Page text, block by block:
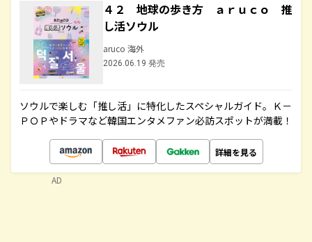
４２ 地球の歩き方 ａｒｕｃｏ 推
し活ソウル
aruco 海外
2026.06.19 発売
ソウルで楽しむ「推し活」に特化したスペシャルガイド。Ｋ－
ＰＯＰやドラマなど韓国エンタメファン必訪スポットが満載！
詳細を見る
AD